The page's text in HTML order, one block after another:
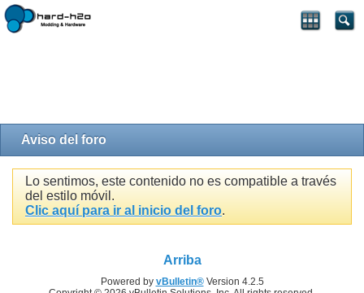
Aviso del foro
Lo sentimos, este contenido no es compatible a través
del estilo móvil.
Clic aquí para ir al inicio del foro.
Arriba
Powered by vBulletin®Version 4.2.5